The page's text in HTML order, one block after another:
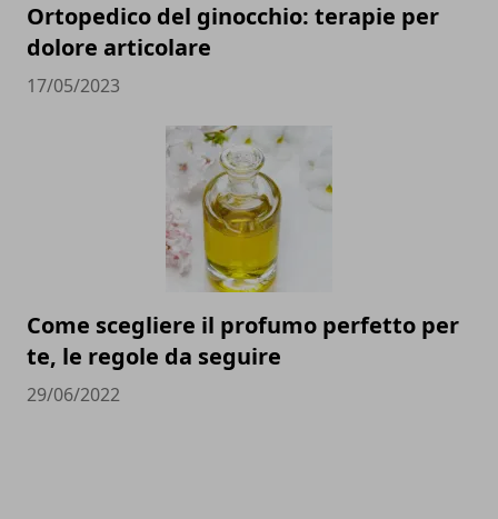
Ortopedico del ginocchio: terapie per
dolore articolare
17/05/2023
Come scegliere il profumo perfetto per
te, le regole da seguire
29/06/2022